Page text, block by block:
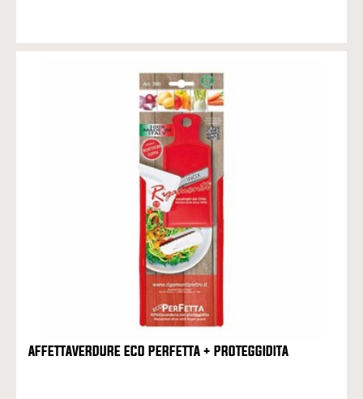
AFFETTAVERDURE ECO PERFETTA + PROTEGGIDITA